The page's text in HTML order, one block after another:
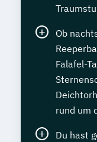
Ob
Falafel-
rund um
Du hast